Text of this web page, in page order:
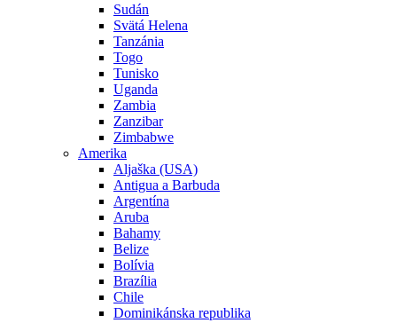
Sudán
Svätá Helena
Tanzánia
Togo
Tunisko
Uganda
Zambia
Zanzibar
Zimbabwe
Amerika
Aljaška (USA)
Antigua a Barbuda
Argentína
Aruba
Bahamy
Belize
Bolívia
Brazília
Chile
Dominikánska republika